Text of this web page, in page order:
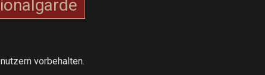
vorbehalten.